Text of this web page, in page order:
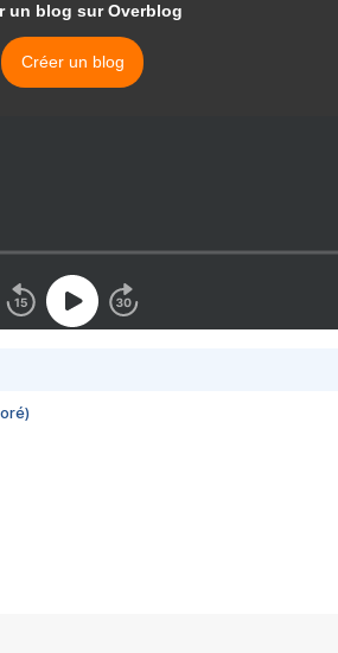
un blog sur Overblog
Créer un blog